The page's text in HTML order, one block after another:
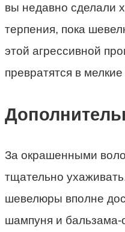
вы недавно сделали
терпения, пока
этой агрессивной
превратятся в
За окрашенными
тщательно
шевелюры вполне
шампуня и бальзама-